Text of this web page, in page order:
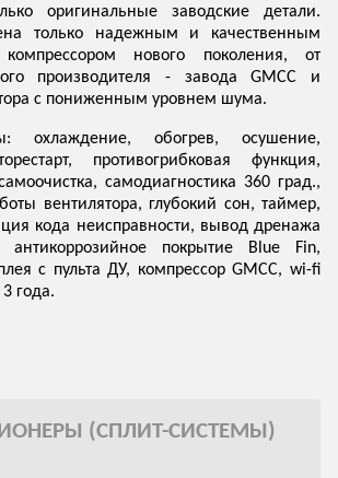
оригинальные заводские детали.
только надежным и качественным
компрессором нового поколения, от
производителя - завода GMCC и
с пониженным уровнем шума.
охлаждение, обогрев, осушение,
противогрибковая функция,
самодиагностика 360 град.,
вентилятора, глубокий сон, таймер,
кода неисправности, вывод дренажа
покрытие Blue Fin,
с пульта ДУ, компрессор GMCC, wi-fi
года.
(СПЛИТ-СИСТЕМЫ)